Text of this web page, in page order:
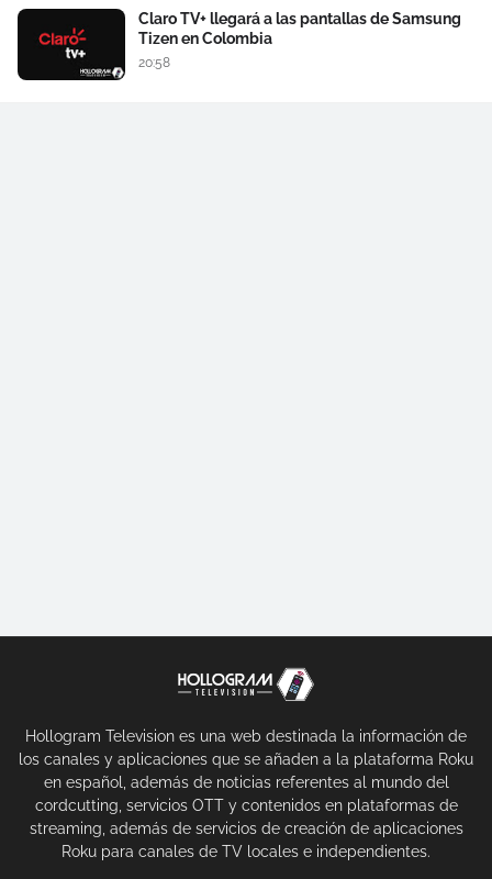
Claro TV+ llegará a las pantallas de Samsung
Tizen en Colombia
20:58
Hollogram Television es una web destinada la información de
los canales y aplicaciones que se añaden a la plataforma Roku
en español, además de noticias referentes al mundo del
cordcutting, servicios OTT y contenidos en plataformas de
streaming, además de servicios de creación de aplicaciones
Roku para canales de TV locales e independientes.